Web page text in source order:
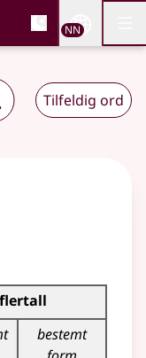
og
NN
Tilfeldig ord
flertall
bestemt